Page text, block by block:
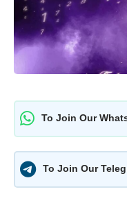
To Join Our
To Join Our